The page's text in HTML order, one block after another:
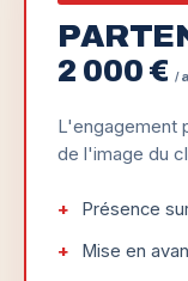
2 000 € /
L'engagement
de l'image du
Présence
Mise en